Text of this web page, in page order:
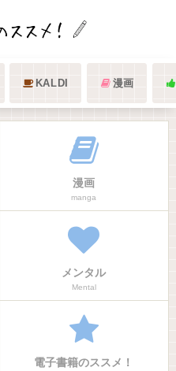
KALDI 漫画
漫画
manga
メンタル
Mental
電子書籍のススメ！